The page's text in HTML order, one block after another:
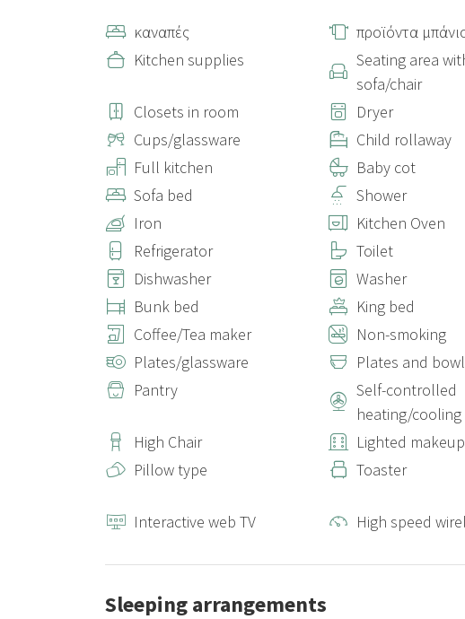
καναπές προϊόντα
Kitchen supplies
Seating area
sofa/chair
Closets in room Dryer
Cups/glassware
Child rollaway
Full kitchen
Baby cot
Sofa bed
Shower
Iron
Kitchen Oven
Refrigerator
Toilet
Dishwasher
Washer
Bunk bed
King bed
Coffee/Tea maker
Non-smoking
Plates/glassware
Plates and
Pantry
Self-controlled
heating/cooling
High Chair Lighted
Pillow type
Toaster
Interactive web TV
High speed
Sleeping arrangements